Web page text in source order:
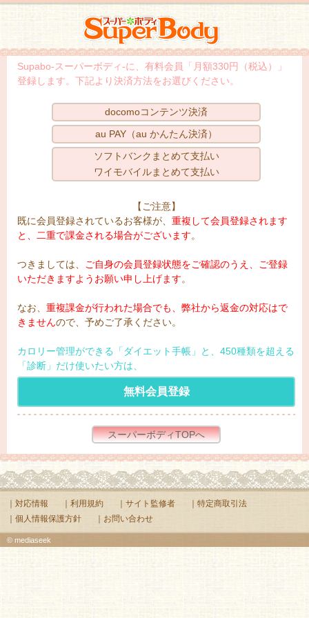
スーパーボディ
Supabo-スーパーボディ-に、有料会員「月額330円（税込）」
登録します。下記より決済方法をお選びください。
docomoコンテンツ決済
au PAY（au かんたん決済）
ソフトバンクまとめて支払い
ワイモバイルまとめて支払い
【ご注意】
既に会員登録されているお客様が、 重複して会員登録されます
と、二重で課金される場合がございます。
つきましては、
ご自身の会員登録状態をご確認のうえ、ご登録
いただきますようお願い申し上げます。
なお、 重複課金が行われた場合でも、弊社から返金の対応はで
きませんので、予めご了承ください。
カロリー管理ができる「ダイエット手帳」と、450種類を超える
「診断」だけ使いたい方は、
無料会員登録
スーパーボディTOPへ
｜対応情報 ｜利用規約 ｜サイト監修者
｜特定商取引法
｜個人情報保護方針
｜お問い合わせ
© mediaseek